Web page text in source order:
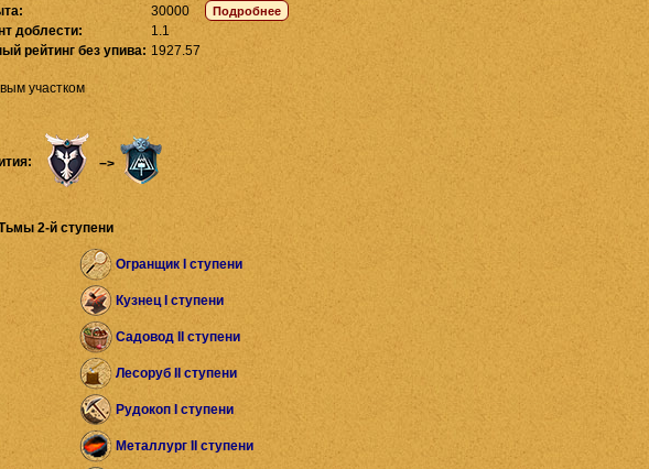
30000
доблести:
1.1
рейтинг без упива: 1927.57
участком
−>
2-й ступени
Огранщик I ступени
Кузнец I ступени
Садовод II ступени
Лесоруб II ступени
Рудокоп I ступени
Металлург II ступени